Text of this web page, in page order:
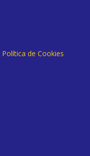
Política de Cookies